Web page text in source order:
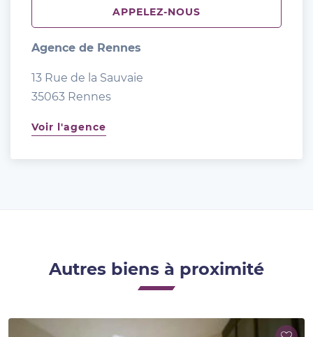
APPELEZ-NOUS
Agence de Rennes
13 Rue de la Sauvaie
35063 Rennes
Voir l'agence
Autres biens à proximité